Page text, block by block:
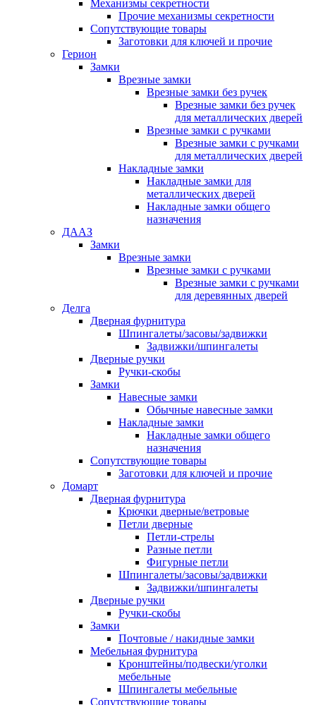
Механизмы секретности
Прочие механизмы секретности
Сопутствующие товары
Заготовки для ключей и прочие
Герион
Замки
Врезные замки
Врезные замки без ручек
Врезные замки без ручек
для металлических дверей
Врезные замки с ручками
Врезные замки с ручками
для металлических дверей
Накладные замки
Накладные замки для
металлических дверей
Накладные замки общего
назначения
ДААЗ
Замки
Врезные замки
Врезные замки с ручками
Врезные замки с ручками
для деревянных дверей
Делга
Дверная фурнитура
Шпингалеты/засовы/задвижки
Задвижки/шпингалеты
Дверные ручки
Ручки-скобы
Замки
Навесные замки
Обычные навесные замки
Накладные замки
Накладные замки общего
назначения
Сопутствующие товары
Заготовки для ключей и прочие
Домарт
Дверная фурнитура
Крючки дверные/ветровые
Петли дверные
Петли-стрелы
Разные петли
Фигурные петли
Шпингалеты/засовы/задвижки
Задвижки/шпингалеты
Дверные ручки
Ручки-скобы
Замки
Почтовые / накидные замки
Мебельная фурнитура
Кронштейны/подвески/уголки
мебельные
Шпингалеты мебельные
Сопутствующие товары